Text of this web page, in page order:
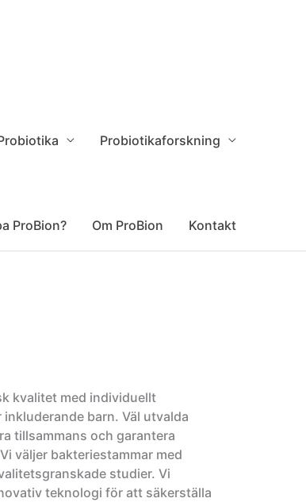
Probiotikaforskning
ProBion? Om ProBion Kontakt
kvalitet med individuellt
barn. Väl utvalda
tillsammans och garantera
väljer bakteriestammar med
studier. Vi
teknologi för att säkerställa